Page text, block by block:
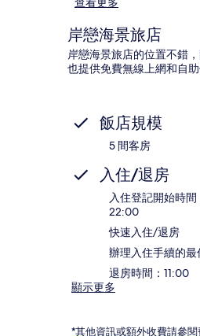
岸戀海景旅店
岸戀海景旅店的位置不錯
也提供免費無線上網和自助
飯店規模
5 間客房
入住/退房
入住登記開始時
22:00
快速入住/退房
辦理入住手續的最
退房時間：11:00
顯示更多
*其他資訊或額外收費請參